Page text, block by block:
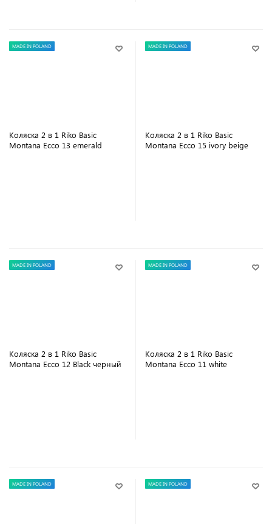
MADE IN POLAND
Коляска 2 в 1 Riko Basic
Montana Ecco 13 emerald
MADE IN POLAND
Коляска 2 в 1 Riko Basic
Montana Ecco 15 ivory beige
MADE IN POLAND
Коляска 2 в 1 Riko Basic
Montana Ecco 12 Black черный
MADE IN POLAND
Коляска 2 в 1 Riko Basic
Montana Ecco 11 white
MADE IN POLAND MADE IN POLAND